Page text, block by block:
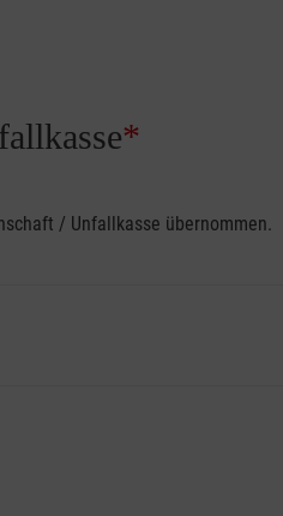
*
/ Unfallkasse übernommen.
Sie bitte, dass die